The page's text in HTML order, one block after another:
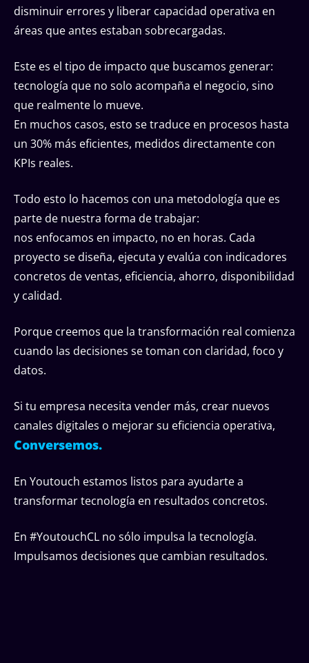
disminuir errores y liberar capacidad operativa en
áreas que antes estaban sobrecargadas.
Este es el tipo de impacto que buscamos generar:
tecnología que no solo acompaña el negocio, sino
que realmente lo mueve.
En muchos casos, esto se traduce en procesos hasta
un 30% más eficientes, medidos directamente con
KPIs reales.
Todo esto lo hacemos con una metodología que es
parte de nuestra forma de trabajar:
nos enfocamos en impacto, no en horas. Cada
proyecto se diseña, ejecuta y evalúa con indicadores
concretos de ventas, eficiencia, ahorro, disponibilidad
y calidad.
Porque creemos que la transformación real comienza
cuando las decisiones se toman con claridad, foco y
datos.
Si tu empresa necesita vender más, crear nuevos
canales digitales o mejorar su eficiencia operativa,
Conversemos.
En Youtouch estamos listos para ayudarte a
transformar tecnología en resultados concretos.
En #YoutouchCL no sólo impulsa la tecnología.
Impulsamos decisiones que cambian resultados.